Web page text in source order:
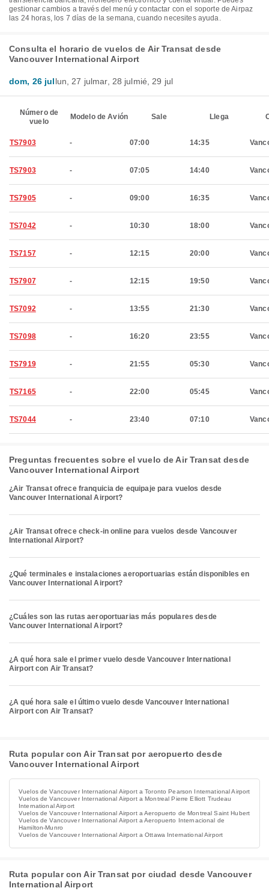
gestionar cambios a través del menú y contactar con el soporte de Airpaz
las 24 horas, los 7 días de la semana, cuando necesites ayuda.
Consulta el horario de vuelos de Air Transat desde
Vancouver International Airport
dom, 26 jullun, 27 julmar, 28 julmié, 29 jul
Número de
vuelo
Modelo de Avión Sale Llega
TS7903 - 07:00 14:35
TS7903 - 07:05 14:40
TS7905 - 09:00 16:35
TS7042 - 10:30 18:00
TS7157 - 12:15 20:00
TS7907 - 12:15 19:50
TS7092 - 13:55 21:30
TS7098 - 16:20 23:55
TS7919 - 21:55 05:30
TS7165 - 22:00 05:45
TS7044 - 23:40 07:10
Preguntas frecuentes sobre el vuelo de Air Transat desde
Vancouver International Airport
¿Air Transat ofrece franquicia de equipaje para vuelos desde
Vancouver International Airport?
¿Air Transat ofrece check-in online para vuelos desde Vancouver
International Airport?
¿Qué terminales e instalaciones aeroportuarias están disponibles en
Vancouver International Airport?
¿Cuáles son las rutas aeroportuarias más populares desde
Vancouver International Airport?
¿A qué hora sale el primer vuelo desde Vancouver International
Airport con Air Transat?
¿A qué hora sale el último vuelo desde Vancouver International
Airport con Air Transat?
Ruta popular con Air Transat por aeropuerto desde
Vancouver International Airport
Vuelos de Vancouver International Airport a Toronto Pearson International Airport
Vuelos de Vancouver International Airport a Montreal Pierre Elliott Trudeau
International Airport
Vuelos de Vancouver International Airport a Aeropuerto de Montreal Saint Hubert
Vuelos de Vancouver International Airport a Aeropuerto Internacional de
Hamilton-Munro
Vuelos de Vancouver International Airport a Ottawa International Airport
Ruta popular con Air Transat por ciudad desde Vancouver
International Airport